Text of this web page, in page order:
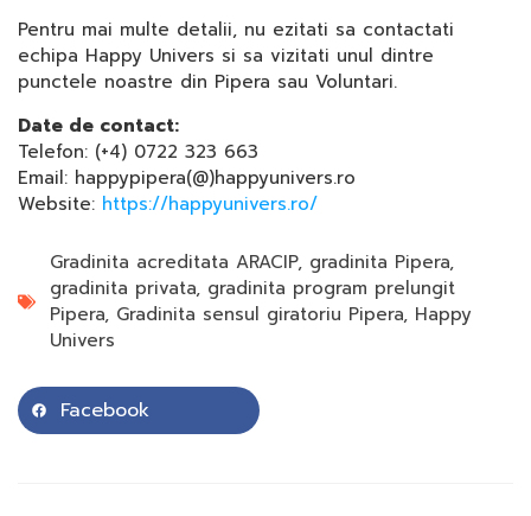
Pentru mai multe detalii, nu ezitati sa contactati
echipa Happy Univers si sa vizitati unul dintre
punctele noastre din Pipera sau Voluntari.
Date de contact:
Telefon: (+4) 0722 323 663
Email: happypipera(@)happyunivers.ro
Website: https://happyunivers.ro/
Gradinita acreditata ARACIP, gradinita Pipera,
gradinita privata, gradinita program prelungit
Pipera, Gradinita sensul giratoriu Pipera, Happy
Univers
Facebook